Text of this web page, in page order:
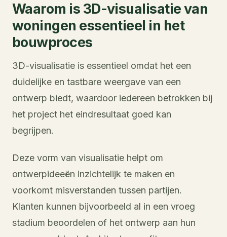
Waarom is 3D-visualisatie van
woningen essentieel in het
bouwproces
3D-visualisatie is essentieel omdat het een
duidelijke en tastbare weergave van een
ontwerp biedt, waardoor iedereen betrokken bij
het project het eindresultaat goed kan
begrijpen.
Deze vorm van visualisatie helpt om
ontwerpideeën inzichtelijk te maken en
voorkomt misverstanden tussen partijen.
Klanten kunnen bijvoorbeeld al in een vroeg
stadium beoordelen of het ontwerp aan hun